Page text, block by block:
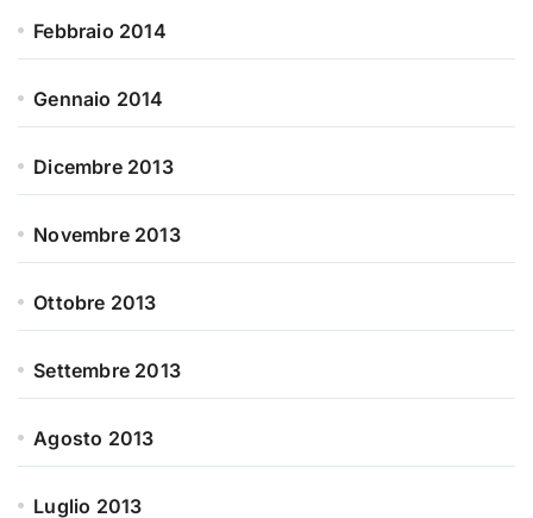
Febbraio 2014
Gennaio 2014
Dicembre 2013
Novembre 2013
Ottobre 2013
Settembre 2013
Agosto 2013
Luglio 2013